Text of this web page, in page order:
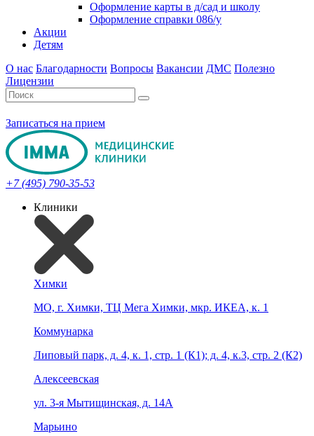
Оформление карты в д/сад и школу
Оформление справки 086/у
Акции
Детям
О нас Благодарности Вопросы Вакансии ДМС Полезно
Лицензии
Записаться на прием
+7 (495) 790-35-53
Клиники
Химки
МО, г. Химки, ТЦ Мега Химки, мкр. ИКЕА, к. 1
Коммунарка
Липовый парк, д. 4, к. 1, стр. 1 (К1); д. 4, к.3, стр. 2 (К2)
Алексеевская
ул. 3-я Мытищинская, д. 14А
Марьино